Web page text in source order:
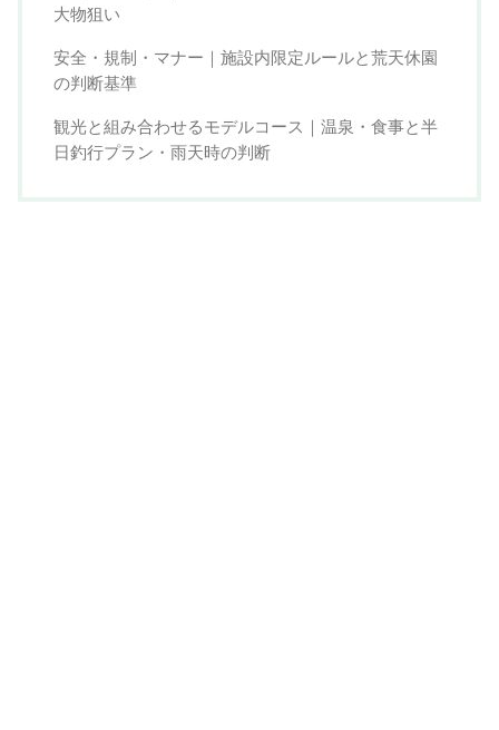
大物狙い
安全・規制・マナー｜施設内限定ルールと荒天休園
の判断基準
観光と組み合わせるモデルコース｜温泉・食事と半
日釣行プラン・雨天時の判断